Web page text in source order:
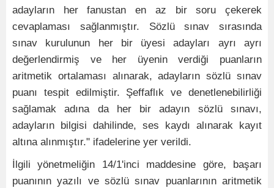
adayların her fanustan en az bir soru çekerek
cevaplaması sağlanmıştır. Sözlü sınav sırasında
sınav kurulunun her bir üyesi adayları ayrı ayrı
değerlendirmiş ve her üyenin verdiği puanların
aritmetik ortalaması alınarak, adayların sözlü sınav
puanı tespit edilmiştir. Şeffaflık ve denetlenebilirliği
sağlamak adına da her bir adayın sözlü sınavı,
adayların bilgisi dahilinde, ses kaydı alınarak kayıt
altına alınmıştır." ifadelerine yer verildi.
İlgili yönetmeliğin 14/1'inci maddesine göre, başarı
puanının yazılı ve sözlü sınav puanlarının aritmetik